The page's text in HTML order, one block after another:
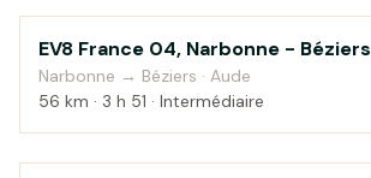
Campagne
EV8 France 04, Narbonne - Béziers
Narbonne → Béziers · Aude
56 km · 3 h 51 · Intermédiaire